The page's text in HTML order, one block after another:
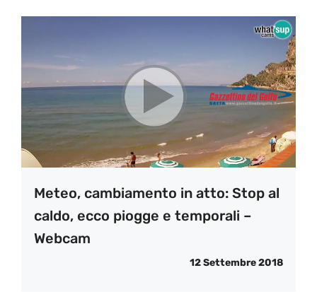
Meteo, cambiamento in atto: Stop al
caldo, ecco piogge e temporali –
Webcam
12 Settembre 2018